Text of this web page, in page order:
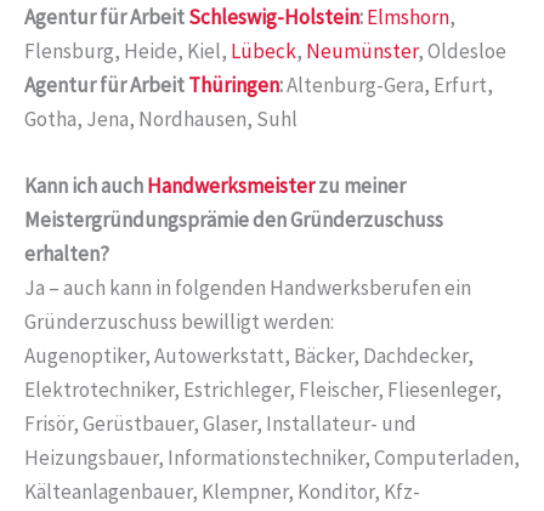
Agentur für ArbeitSchleswig-Holstein:Elmshorn,
Flensburg, Heide, Kiel, Lübeck, Neumünster, Oldesloe
Agentur für ArbeitThüringen:Altenburg-Gera, Erfurt,
Gotha, Jena, Nordhausen, Suhl
Kann ich auchHandwerksmeisterzu meiner
Meistergründungsprämie den Gründerzuschuss
erhalten?
Ja – auch kann in folgenden Handwerksberufen ein
Gründerzuschuss bewilligt werden:
Augenoptiker, Autowerkstatt, Bäcker, Dachdecker,
Elektrotechniker, Estrichleger, Fleischer, Fliesenleger,
Frisör, Gerüstbauer, Glaser, Installateur- und
Heizungsbauer, Informationstechniker, Computerladen,
Kälteanlagenbauer, Klempner, Konditor, Kfz-